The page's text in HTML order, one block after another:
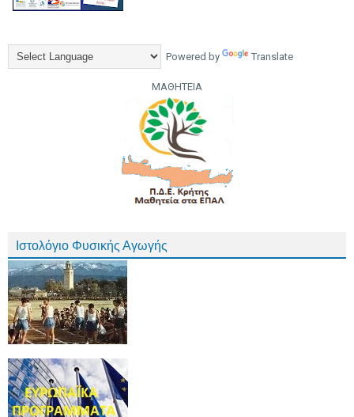
Powered by Translate
ΜΑΘΗΤΕΙΑ
Ιστολόγιο Φυσικής Αγωγής